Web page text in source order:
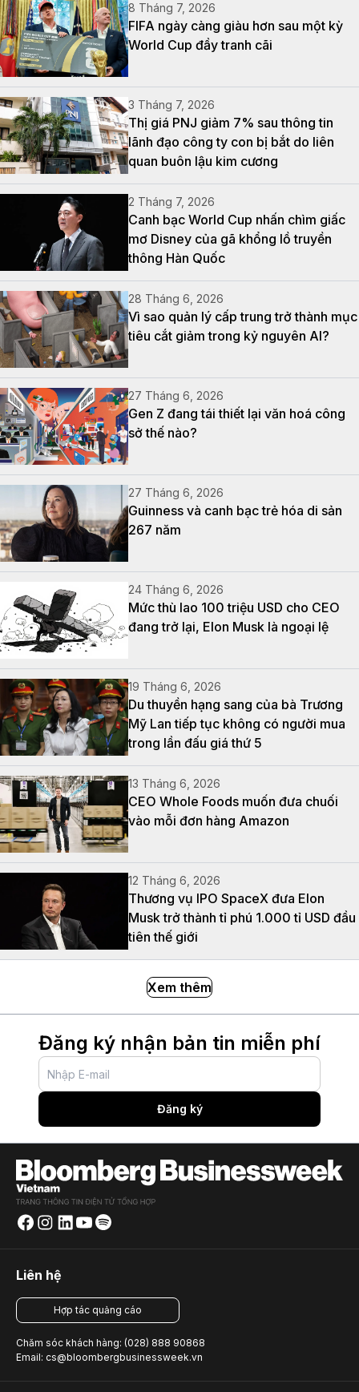
8 Tháng 7, 2026
FIFA ngày càng giàu hơn sau một kỳ
World Cup đầy tranh cãi
3 Tháng 7, 2026
Thị giá PNJ giảm 7% sau thông tin
lãnh đạo công ty con bị bắt do liên
quan buôn lậu kim cương
2 Tháng 7, 2026
Canh bạc World Cup nhấn chìm giấc
mơ Disney của gã khổng lồ truyền
thông Hàn Quốc
28 Tháng 6, 2026
Vì sao quản lý cấp trung trở thành mục
tiêu cắt giảm trong kỷ nguyên AI?
27 Tháng 6, 2026
Gen Z đang tái thiết lại văn hoá công
sở thế nào?
27 Tháng 6, 2026
Guinness và canh bạc trẻ hóa di sản
267 năm
24 Tháng 6, 2026
Mức thù lao 100 triệu USD cho CEO
đang trở lại, Elon Musk là ngoại lệ
19 Tháng 6, 2026
Du thuyền hạng sang của bà Trương
Mỹ Lan tiếp tục không có người mua
trong lần đấu giá thứ 5
13 Tháng 6, 2026
CEO Whole Foods muốn đưa chuối
vào mỗi đơn hàng Amazon
12 Tháng 6, 2026
Thương vụ IPO SpaceX đưa Elon
Musk trở thành tỉ phú 1.000 tỉ USD đầu
tiên thế giới
Xem thêm
Đăng ký nhận bản tin miễn phí
Đăng ký
Liên hệ
Hợp tác quảng cáo
Chăm sóc khách hàng: (028) 888 90868
Email: cs@bloombergbusinessweek.vn